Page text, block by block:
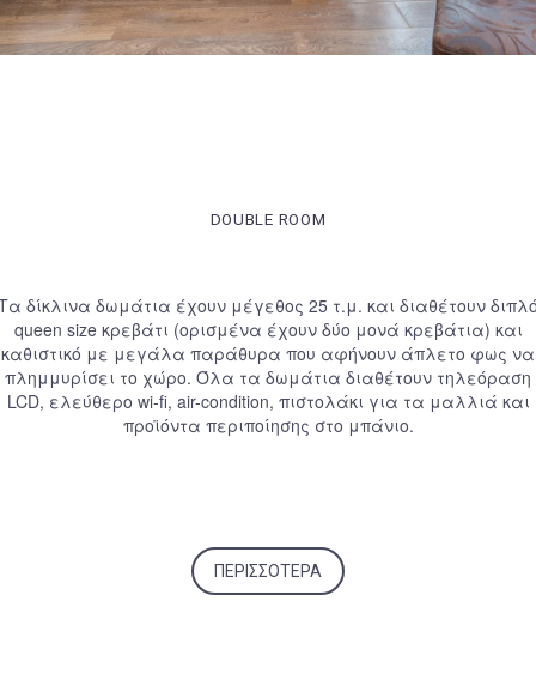
DOUBLE ROOM
δίκλινα δωμάτια έχουν μέγεθος 25 τ.μ. και διαθέτουν
queen size κρεβάτι (ορισμένα έχουν δύο μονά κρεβάτια) και
καθιστικό με μεγάλα παράθυρα που αφήνουν άπλετο φως να
πλημμυρίσει το χώρο. Όλα τα δωμάτια διαθέτουν τηλεόραση
LCD, ελεύθερο wi-fi, air-condition, πιστολάκι για τα μαλλιά και
προϊόντα περιποίησης στο μπάνιο.
ΠΕΡΙΣΣΌΤΕΡΑ